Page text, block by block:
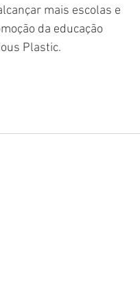
mais escolas e
da educação
Plastic.